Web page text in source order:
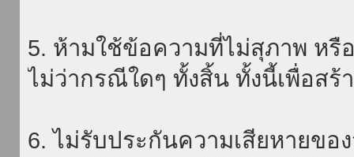
5. ห้ามใช้ข้อความที่ไม่สุภาพ หรื
ไม่ว่ากรณีใดๆ ทั้งสิ้น ทั้งนี้เพื่อสร้
6. ไม่รับประกันความเสียหายขอ